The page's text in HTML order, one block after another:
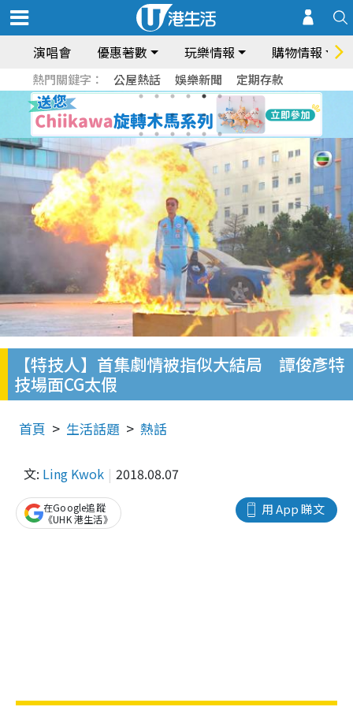
演唱會 優惠著數 玩樂情報 購物情報
熱門關鍵字： 公屋熱話 娛樂新聞 定期存款
【特技人】首集劇情被指似大結局 譚俊彥特
技場面CG太假
首頁 生活話題 熱話
文: Ling Kwok 2018.08.07
用 App 睇文
在Google追蹤
《UHK 港生活》